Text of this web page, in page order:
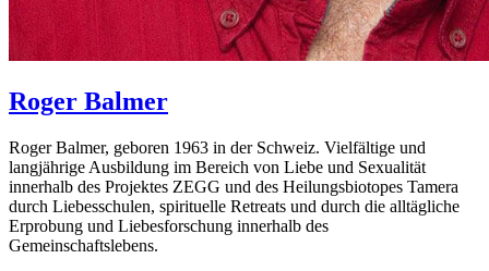
Roger Balmer
Roger Balmer, geboren 1963 in der Schweiz. Vielfältige und
langjährige Ausbildung im Bereich von Liebe und Sexualität
innerhalb des Projektes ZEGG und des Heilungsbiotopes Tamera
durch Liebesschulen, spirituelle Retreats und durch die alltägliche
Erprobung und Liebesforschung innerhalb des
Gemeinschaftslebens.